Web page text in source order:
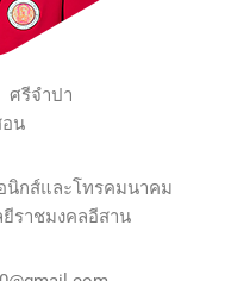
ศรีจำปา
อน
นิกส์และโทรคมนาคม
ราชมงคลอีสาน